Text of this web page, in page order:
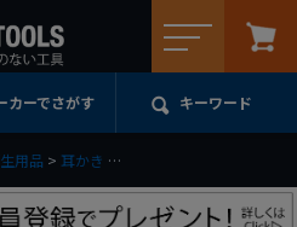
カーでさがす キーワード
用品 耳かき